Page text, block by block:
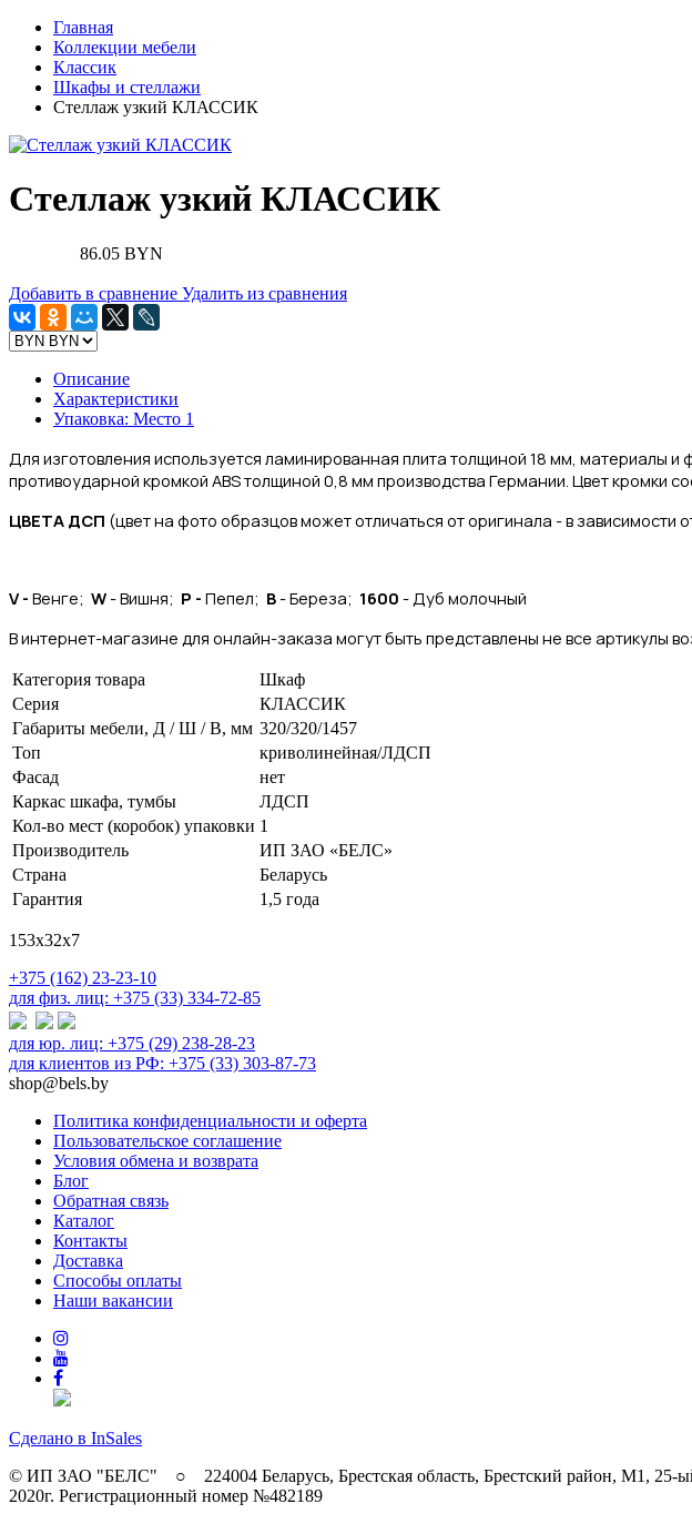
Главная
Коллекции мебели
Классик
Шкафы и стеллажи
Стеллаж узкий КЛАССИК
Стеллаж узкий КЛАССИК
86.05 BYN
Добавить в сравнение Удалить из сравнения
Описание
Характеристики
Упаковка: Место 1
Для изготовления используется ламинированная плита толщиной 18 мм, материалы и
противоударной кромкой ABS толщиной 0,8 мм производства Германии. Цвет кромки
ЦВЕТА ДСП (цвет на фото образцов может отличаться от оригинала - в зависимости
V - Венге; W- Вишня; P - Пепел; B- Береза; 1600 - Дуб молочный
В интернет-магазине для онлайн-заказа могут быть представлены не все артикулы
Категория товара
Шкаф
Серия
КЛАССИК
Габариты мебели, Д / Ш / В, мм 320/320/1457
Топ
криволинейная/ЛДСП
Фасад
нет
Каркас шкафа, тумбы
ЛДСП
Кол-во мест (коробок) упаковки 1
Производитель
ИП ЗАО «БЕЛС»
Страна
Беларусь
Гарантия
1,5 года
153х32х7
+375 (162) 23-23-10
для физ. лиц: +375 (33) 334-72-85
для юр. лиц: +375 (29) 238-28-23
для клиентов из РФ: +375 (33) 303-87-73
shop@bels.by
Политика конфиденциальности и оферта
Пользовательское соглашение
Условия обмена и возврата
Блог
Обратная связь
Каталог
Контакты
Доставка
Способы оплаты
Наши вакансии
Сделано в InSales
© ИП ЗАО "БЕЛС" ○ 224004 Беларусь, Брестская область, Брестский район, M1,
2020г. Регистрационный номер №482189